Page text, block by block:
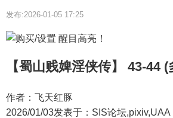
发布:2026-01-05 17:25
【蜀山贱婢淫侠传】 43-44
作者：飞天红豚
2026/01/03发表于：SIS论坛,pixiv,UAA